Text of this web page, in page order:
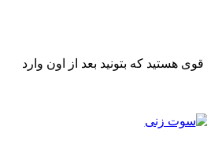
هستید که بتونید بعد از اون وارد